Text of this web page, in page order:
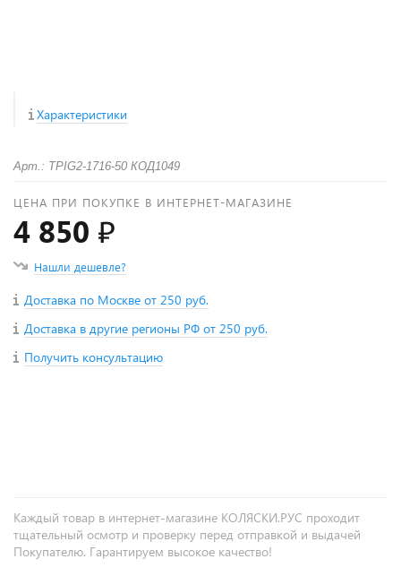
Характеристики
Арт.: TPIG2-1716-50 КОД1049
ЦЕНА ПРИ ПОКУПКЕ В ИНТЕРНЕТ-МАГАЗИНЕ
4 850 ₽
Нашли дешевле?
Доставка по Москве от 250 руб.
Доставка в другие регионы РФ от 250 руб.
Получить консультацию
Каждый товар в интернет-магазине КОЛЯСКИ.РУС проходит
тщательный осмотр и проверку перед отправкой и выдачей
Покупателю. Гарантируем высокое качество!